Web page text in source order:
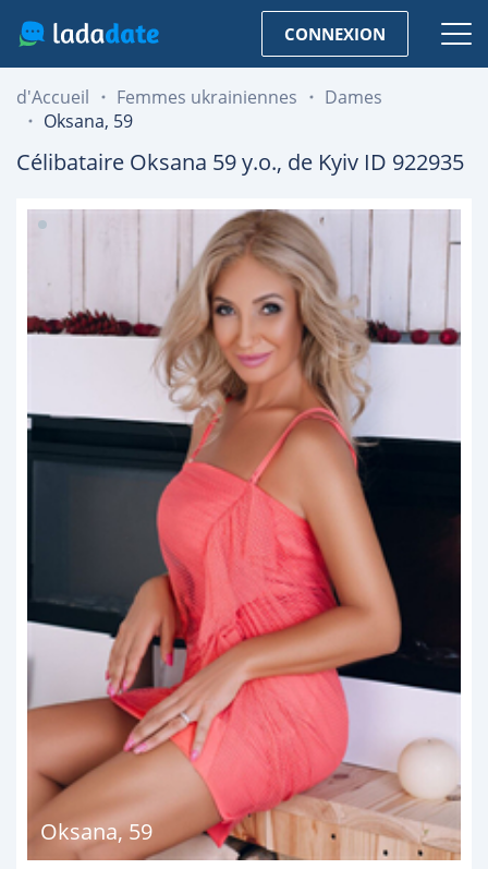
CONNEXION
d'Accueil Femmes ukrainiennes
Dames
Oksana, 59
Célibataire Oksana 59y.o., de Kyiv ID 922935
Oksana,59